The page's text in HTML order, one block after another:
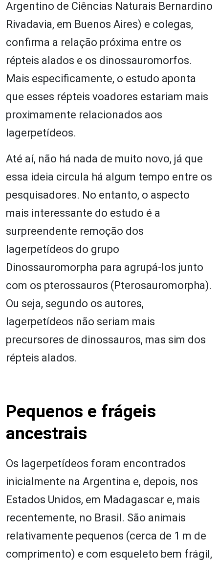
Argentino de Ciências Naturais Bernardino
Rivadavia, em Buenos Aires) e colegas,
confirma a relação próxima entre os
répteis alados e os dinossauromorfos.
Mais especificamente, o estudo aponta
que esses répteis voadores estariam mais
proximamente relacionados aos
lagerpetídeos.
Até aí, não há nada de muito novo, já que
essa ideia circula há algum tempo entre os
pesquisadores. No entanto, o aspecto
mais interessante do estudo é a
surpreendente remoção dos
lagerpetídeos do grupo
Dinossauromorpha para agrupá-los junto
com os pterossauros (Pterosauromorpha).
Ou seja, segundo os autores,
lagerpetídeos não seriam mais
precursores de dinossauros, mas sim dos
répteis alados.
Pequenos e frágeis
ancestrais
Os lagerpetídeos foram encontrados
inicialmente na Argentina e, depois, nos
Estados Unidos, em Madagascar e, mais
recentemente, no Brasil. São animais
relativamente pequenos (cerca de 1 m de
comprimento) e com esqueleto bem frágil,